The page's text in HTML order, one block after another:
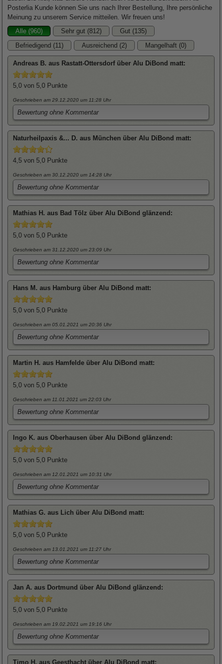
Posterlia Kunde können Sie uns nach Ihrer Bestellung, Ihre persönliche
Meinung zu unserem Service mitteilen. Wir freuen uns!
Alle (960)
Sehr gut (812)
Gut (135)
Befriedigend (11)
Ausreichend (2) Mangelhaft (0)
Andreas B. aus Rastatt-Ottersdorf überAlu DiBond matt:
5,0 von 5,0 Punkte
Geschrieben am 29.12.2020 um 11:28 Uhr
Bewertung ohne Kommentar
Naturheilpaxis &... D. aus München überAlu DiBond matt:
4,5 von 5,0 Punkte
Geschrieben am 30.12.2020 um 14:28 Uhr
Bewertung ohne Kommentar
Mathias H. aus Bad Tölz überAlu DiBond glänzend :
5,0 von 5,0 Punkte
Geschrieben am 31.12.2020 um 23:09 Uhr
Bewertung ohne Kommentar
Hans M. aus Hamburg überAlu DiBond matt:
5,0 von 5,0 Punkte
Geschrieben am 05.01.2021 um 20:36 Uhr
Bewertung ohne Kommentar
Martin H. aus Hamfelde überAlu DiBond matt:
5,0 von 5,0 Punkte
Geschrieben am 11.01.2021 um 22:03 Uhr
Bewertung ohne Kommentar
Ingo K. aus Oberhausen überAlu DiBond glänzend :
5,0 von 5,0 Punkte
Geschrieben am 12.01.2021 um 10:31 Uhr
Bewertung ohne Kommentar
Mathias G. aus Lich überAlu DiBond matt:
5,0 von 5,0 Punkte
Geschrieben am 13.01.2021 um 11:27 Uhr
Bewertung ohne Kommentar
Jan A. aus Dortmund überAlu DiBond glänzend :
5,0 von 5,0 Punkte
Geschrieben am 19.02.2021 um 19:16 Uhr
Bewertung ohne Kommentar
Timo H. aus Geesthacht über Alu DiBond matt: